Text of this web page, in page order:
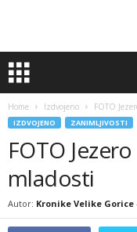
Home Izdvojeno FOTO
IZDVOJENO ZANIMLJIVOSTI
FOTO
mladosti
Autor: Kronike Velike Gorice